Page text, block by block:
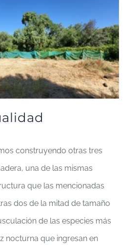
construyendo otras tres
una de las mismas
que las mencionadas
dos de la mitad de tamaño
de las especies más
nocturna que ingresan en